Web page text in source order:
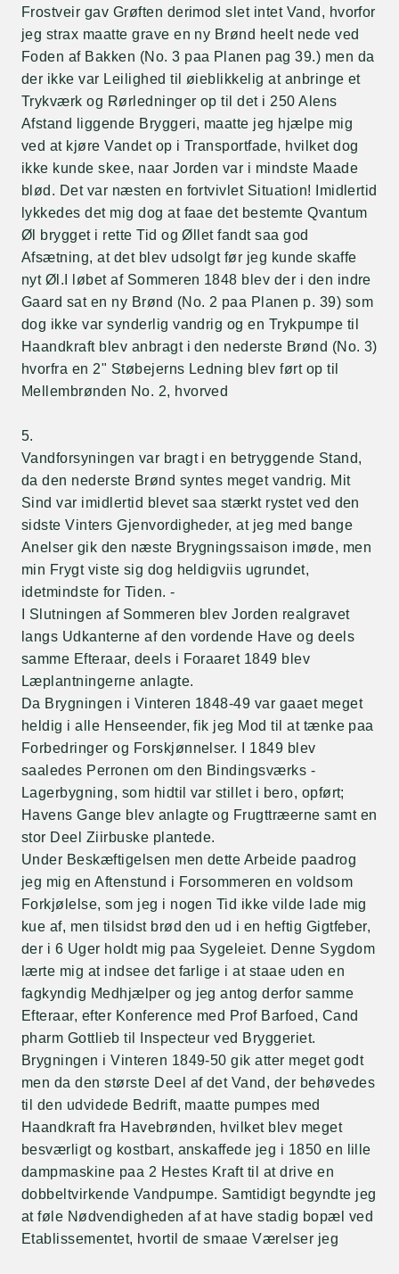
Frostveir gav Grøften derimod slet intet Vand, hvorfor
jeg strax maatte grave en ny Brønd heelt nede ved
Foden af Bakken (No. 3 paa Planen pag 39.) men da
der ikke var Leilighed til øieblikkelig at anbringe et
Trykværk og Rørledninger op til det i 250 Alens
Afstand liggende Bryggeri, maatte jeg hjælpe mig
ved at kjøre Vandet op i Transportfade, hvilket dog
ikke kunde skee, naar Jorden var i mindste Maade
blød. Det var næsten en fortvivlet Situation! Imidlertid
lykkedes det mig dog at faae det bestemte Qvantum
Øl brygget i rette Tid og Øllet fandt saa god
Afsætning, at det blev udsolgt før jeg kunde skaffe
nyt Øl.I løbet af Sommeren 1848 blev der i den indre
Gaard sat en ny Brønd (No. 2 paa Planen p. 39) som
dog ikke var synderlig vandrig og en Trykpumpe til
Haandkraft blev anbragt i den nederste Brønd (No. 3)
hvorfra en 2" Støbejerns Ledning blev ført op til
Mellembrønden No. 2, hvorved
5.
Vandforsyningen var bragt i en betryggende Stand,
da den nederste Brønd syntes meget vandrig. Mit
Sind var imidlertid blevet saa stærkt rystet ved den
sidste Vinters Gjenvordigheder, at jeg med bange
Anelser gik den næste Brygningssaison imøde, men
min Frygt viste sig dog heldigviis ugrundet,
idetmindste for Tiden. -
I Slutningen af Sommeren blev Jorden realgravet
langs Udkanterne af den vordende Have og deels
samme Efteraar, deels i Foraaret 1849 blev
Læplantningerne anlagte.
Da Brygningen i Vinteren 1848-49 var gaaet meget
heldig i alle Henseender, fik jeg Mod til at tænke paa
Forbedringer og Forskjønnelser. I 1849 blev
saaledes Perronen om den Bindingsværks -
Lagerbygning, som hidtil var stillet i bero, opført;
Havens Gange blev anlagte og Frugttræerne samt en
stor Deel Ziirbuske plantede.
Under Beskæftigelsen men dette Arbeide paadrog
jeg mig en Aftenstund i Forsommeren en voldsom
Forkjølelse, som jeg i nogen Tid ikke vilde lade mig
kue af, men tilsidst brød den ud i en heftig Gigtfeber,
der i 6 Uger holdt mig paa Sygeleiet. Denne Sygdom
lærte mig at indsee det farlige i at staae uden en
fagkyndig Medhjælper og jeg antog derfor samme
Efteraar, efter Konference med Prof Barfoed, Cand
pharm Gottlieb til Inspecteur ved Bryggeriet.
Brygningen i Vinteren 1849-50 gik atter meget godt
men da den største Deel af det Vand, der behøvedes
til den udvidede Bedrift, maatte pumpes med
Haandkraft fra Havebrønden, hvilket blev meget
besværligt og kostbart, anskaffede jeg i 1850 en lille
dampmaskine paa 2 Hestes Kraft til at drive en
dobbeltvirkende Vandpumpe. Samtidigt begyndte jeg
at føle Nødvendigheden af at have stadig bopæl ved
Etablissementet, hvortil de smaae Værelser jeg